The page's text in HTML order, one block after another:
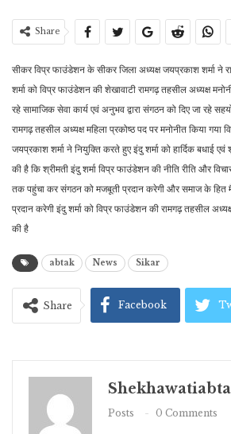
Share
सीकर विप्र फाउंडेशन के सीकर जिला अध्यक्ष जयप्रकाश शर्मा ने
शर्मा को विप्र फाउंडेशन की शेखावाटी रामगढ़ तहसील अध्यक्ष
रहे सामाजिक सेवा कार्य एवं अनुभव द्वारा संगठन को दिए जा रहे
रामगढ़ तहसील अध्यक्ष महिला प्रकोष्ठ पद पर मनोनीत किया गया
जयप्रकाश शर्मा ने नियुक्ति करते हुए इंदु शर्मा को हार्दिक बधाई
की है कि श्रीमती इंदु शर्मा विप्र फाउंडेशन की नीति रीति और
तक पहुंचा कर संगठन को मजबूती प्रदान करेगी और समाज के हित
प्रदान करेगी इंदु शर्मा को विप्र फाउंडेशन की रामगढ़ तहसील
की है
abtak News Sikar
Share Facebook
Posts
0 Comments